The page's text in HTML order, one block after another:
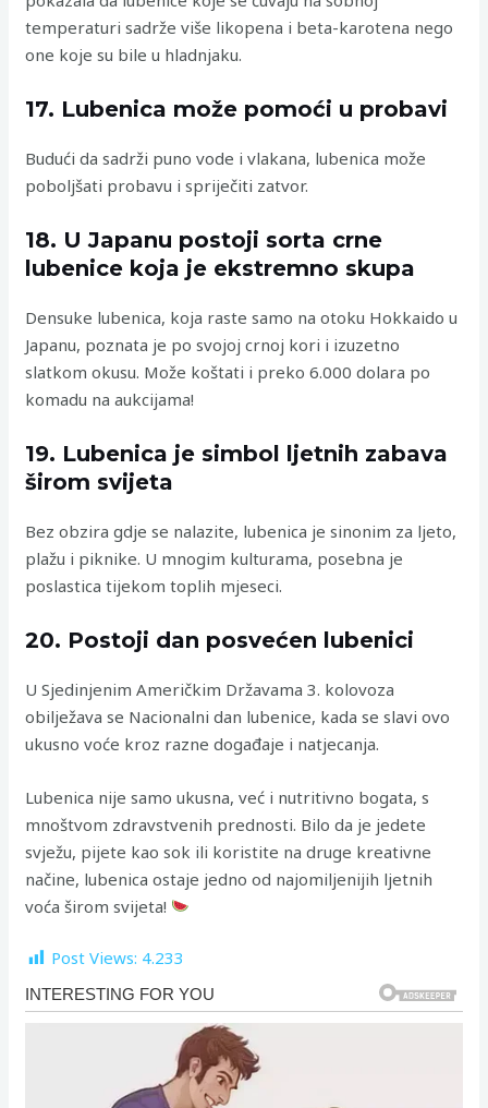
temperaturi sadrže više likopena i beta-karotena nego
one koje su bile u hladnjaku.
17. Lubenica može pomoći u probavi
Budući da sadrži puno vode i vlakana, lubenica može
poboljšati probavu i spriječiti zatvor.
18. U Japanu postoji sorta crne
lubenice koja je ekstremno skupa
Densuke lubenica, koja raste samo na otoku Hokkaido u
Japanu, poznata je po svojoj crnoj kori i izuzetno
slatkom okusu. Može koštati i preko 6.000 dolara po
komadu na aukcijama!
19. Lubenica je simbol ljetnih zabava
širom svijeta
Bez obzira gdje se nalazite, lubenica je sinonim za ljeto,
plažu i piknike. U mnogim kulturama, posebna je
poslastica tijekom toplih mjeseci.
20. Postoji dan posvećen lubenici
U Sjedinjenim Američkim Državama 3. kolovoza
obilježava se Nacionalni dan lubenice, kada se slavi ovo
ukusno voće kroz razne događaje i natjecanja.
Lubenica nije samo ukusna, već i nutritivno bogata, s
mnoštvom zdravstvenih prednosti. Bilo da je jedete
svježu, pijete kao sok ili koristite na druge kreativne
načine, lubenica ostaje jedno od najomiljenijih ljetnih
voća širom svijeta!
Post Views: 4.233